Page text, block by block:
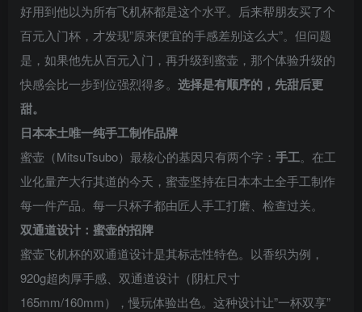
好用到他以为所有飞机杯都是这个水平。后来帮朋友买了个
百元入门杯，才发现”原来便宜的手感差别这么大”。但问题
是，如果他先从百元入门，再升级到蜜壶，那个体验升级的
快感会比一步到位强烈得多。 选择是有顺序的，先甜后更
甜。
日本本土唯一纯手工制作品牌
蜜壶（MitsuTsubo）最核心的基因只有两个字： 手工。在工
业化量产大行其道的今天，蜜壶坚持在日本本土全手工制作
每一件产品。每一只杯子都由匠人手工打磨、检查过关。
双通道设计：蜜壶的招牌
蜜壶飞机杯的双通道设计是其标志性特色。以香织为例，
920g超肉厚手感、双通道设计（阴杠尺寸
165mm/160mm），慢玩体验出色。这种设计让”一杯双享”